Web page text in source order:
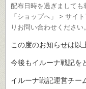
配布日時を過ぎまして
「ショップへ」 > サイ
りお問い合わせください。
この度のお知らせは以
今後もイルーナ戦記を
イルーナ戦記運営チー